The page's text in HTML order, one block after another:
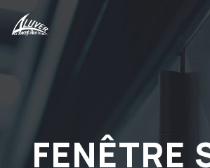
FENÊTRE SUR-
Panneau de gestion des cookies